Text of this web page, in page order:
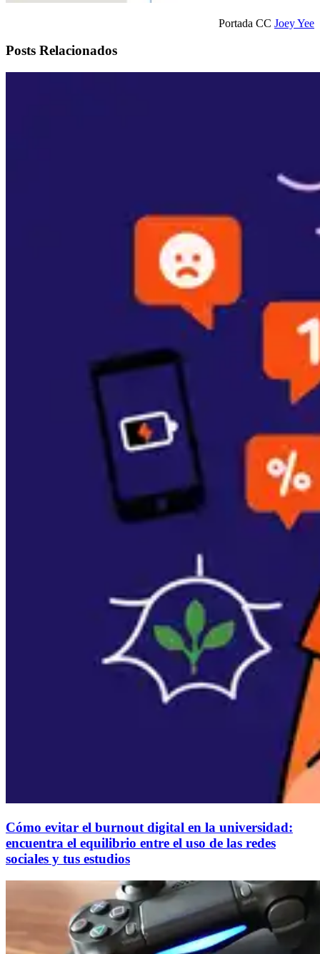
Portada CC Joey Yee
Posts Relacionados
Cómo evitar el burnout digital en la universidad:
encuentra el equilibrio entre el uso de las redes
sociales y tus estudios